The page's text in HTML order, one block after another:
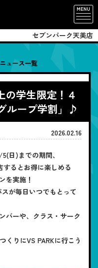
MENU
セブンパーク天美店
ニュース一覧
の学生限定！４
ループ学割」♪
2026.02.16
日)までの期間、
るとお得に楽しめる
を実施！
が毎日いつでもとって
バーや、クラス・サーク
くりにVS PARKに行こう